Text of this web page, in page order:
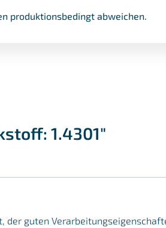
produktionsbedingt abweichen.
1.4301"
der guten